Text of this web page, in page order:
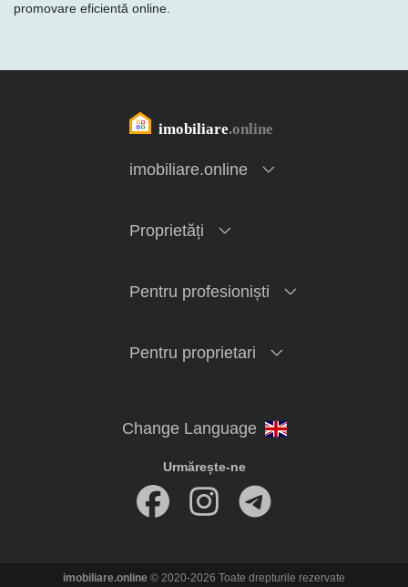
promovare eficientă online.
imobiliare.online
Proprietăți
Pentru profesioniști
Pentru proprietari
Urmărește-ne
imobiliare.online © 2020-2026 Toate drepturile rezervate